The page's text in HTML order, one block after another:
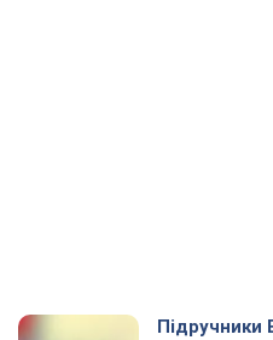
Підручники